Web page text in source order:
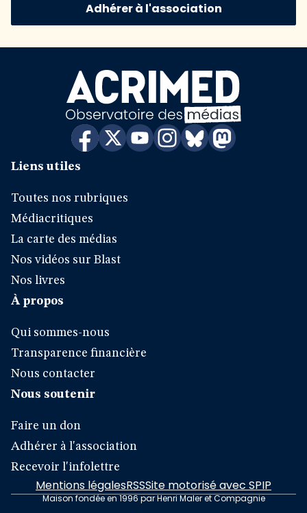
Adhérer à l'association
Liens utiles
Toutes nos rubriques
Médiacritiques
La carte des médias
Nos vidéos sur Blast
Nos livres
À propos
Qui sommes-nous
Transparence financière
Nous contacter
Nous soutenir
Faire un don
Adhérer à l'association
Recevoir l'infolettre
Mentions légalesRSSSite motorisé avec SPIP
Maison fondée en 1996 par Henri Maler et Compagnie